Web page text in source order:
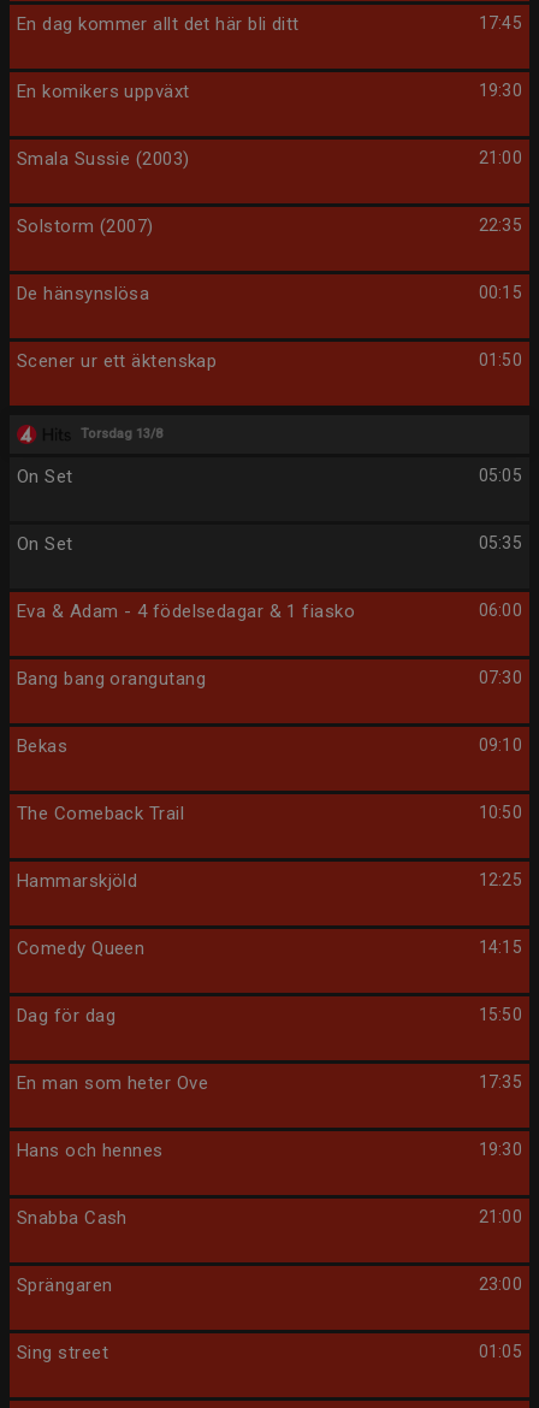
17:45
En dag kommer allt det här bli ditt
19:30
En komikers uppväxt
21:00
Smala Sussie (2003)
22:35
Solstorm (2007)
00:15
De hänsynslösa
01:50
Scener ur ett äktenskap
Torsdag 13/8
05:05
On Set
05:35
On Set
06:00
Eva & Adam - 4 födelsedagar & 1 fiasko
07:30
Bang bang orangutang
09:10
Bekas
10:50
The Comeback Trail
12:25
Hammarskjöld
14:15
Comedy Queen
15:50
Dag för dag
17:35
En man som heter Ove
19:30
Hans och hennes
21:00
Snabba Cash
23:00
Sprängaren
01:05
Sing street